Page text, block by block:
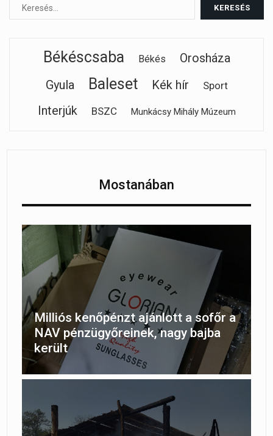
Békéscsaba Békés
Orosháza
Gyula
Baleset Kék hír Sport
Interjúk BSZC Munkácsy Mihály Múzeum
Mostanában
Milliós kenőpénzt ajánlott a sofőr a
NAV pénzügyőreinek, nagy bajba
került